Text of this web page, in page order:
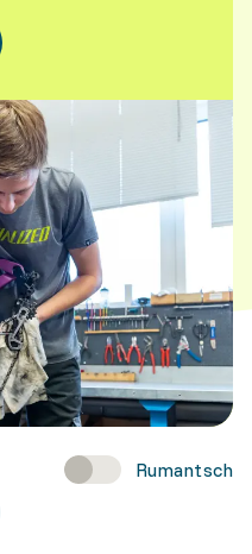
Rumantsch